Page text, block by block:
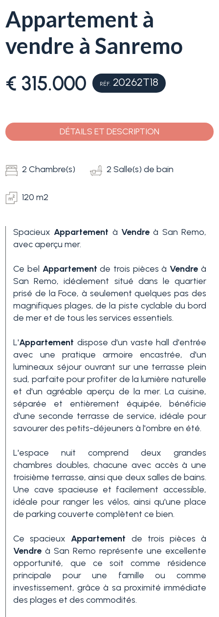
Appartement à
vendre à Sanremo
€ 315.000 RÉF. 20262T18
DÉTAILS ET DESCRIPTION
2 Chambre(s) 2 Salle(s) de bain
120 m2
SpacieuxAppartement à Vendre à San Remo,
avec aperçu mer.
Ce bel Appartement de trois pièces à Vendre à
San Remo, idéalement situé dans le quartier
prisé de la Foce, à seulement quelques pas des
magnifiques plages, de la piste cyclable du bord
de mer et de tous les services essentiels.
L'Appartement dispose d'un vaste hall d'entrée
avec une pratique armoire encastrée, d'un
lumineaux séjour ouvrant sur une terrasse plein
sud, parfaite pour profiter de la lumière naturelle
et d'un agréable aperçu de la mer. La cuisine,
séparée et entièrement équipée, bénéficie
d'une seconde terrasse de service, idéale pour
savourer des petits-déjeuners à l'ombre en été.
L'espace nuit comprend deux grandes
chambres doubles, chacune avec accès à une
troisième terrasse, ainsi que deux salles de bains.
Une cave spacieuse et facilement accessible,
idéale pour ranger les vélos, ainsi qu'une place
de parking couverte complètent ce bien.
Ce spacieuxAppartement de trois pièces à
Vendre à San Remo représente une excellente
opportunité, que ce soit comme résidence
principale pour une famille ou comme
investissement, grâce à sa proximité immédiate
des plages et des commodités.
Immobilier
La
Ventes
Contact
Favoris
Typologie
-
multiple
Résidentiels
Terrains
Chambres
N'importe quel
2
3+
Autres
options
Choix
multiple
Jardin